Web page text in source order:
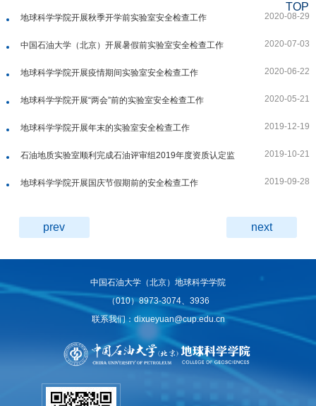
2020-08-29
地球科学学院开展秋季开学前实验室安全检查工作
2020-07-03
中国石油大学（北京）开展暑假前实验室安全检查工作
2020-06-22
地球科学学院开展疫情期间实验室安全检查工作
2020-05-21
地球科学学院开展“两会”前的实验室安全检查工作
2019-12-19
地球科学学院开展年末的实验室安全检查工作
2019-10-21
石油地质实验室顺利完成石油评审组2019年度资质认定监
2019-09-28
地球科学学院开展国庆节假期前的安全检查工作
prev next
中国石油大学（北京）地球科学学院
（010）8973-3074、3936
联系我们：dixueyuan@cup.edu.cn
TOP